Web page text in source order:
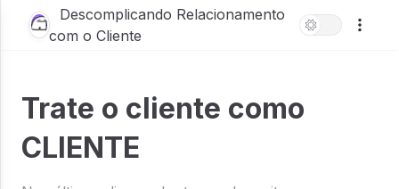
Descomplicando Relacionamento
com o Cliente
Trate o cliente como
CLIENTE